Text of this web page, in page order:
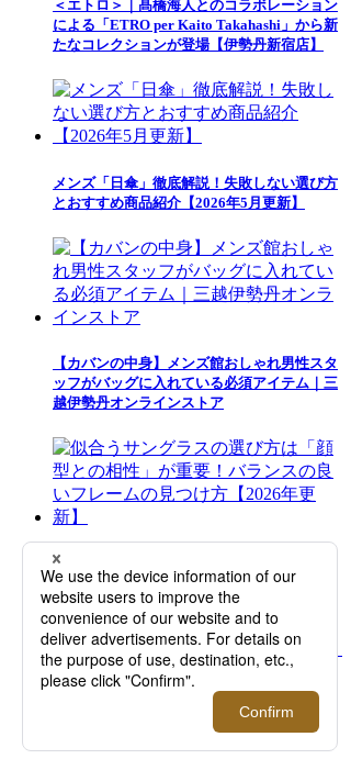
＜エトロ＞｜髙橋海人とのコラボレーション
による「ETRO per Kaito Takahashi」から新
たなコレクションが登場【伊勢丹新宿店】
メンズ「日傘」徹底解説！失敗しない選び方
とおすすめ商品紹介【2026年5月更新】
【カバンの中身】メンズ館おしゃれ男性スタ
ッフがバッグに入れている必須アイテム｜三
越伊勢丹オンラインストア
似合うサングラスの選び方は「顔型との相
性」が重要！バランスの良いフレームの見つ
け方【2026年更新】